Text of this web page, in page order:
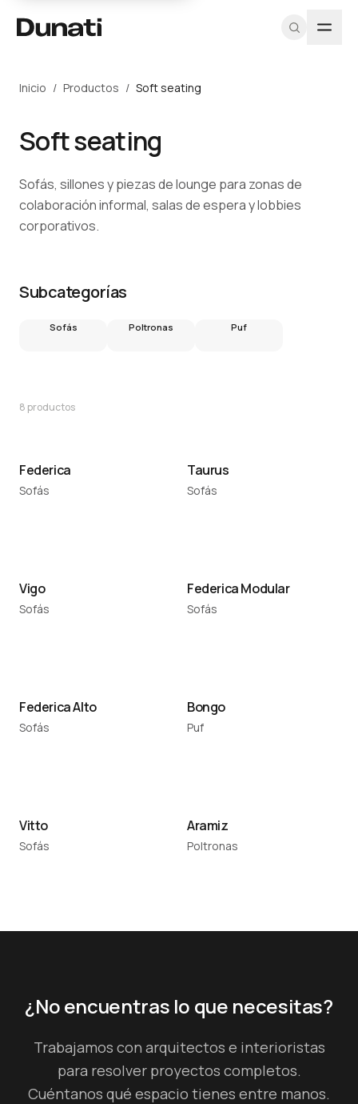
Sillas
Soft
seating
Escritorios
Mesas
acústicas
Recepciones
productos
PDF
Registrarme
arquitecto
Iniciar
sesión
Texturas y
Catálogos
PDF
Pricing
profesional
Nosotros
Equipo
Diseñadores
Sostenibilidad
Blog
Contacto
Inicio / Productos / Soft seating
Soft seating
Sofás, sillones y piezas de lounge para zonas de
colaboración informal, salas de espera y lobbies
corporativos.
Subcategorías
Sofás Poltronas Puf
8productos
Federica
Sofás
Taurus
Sofás
Vigo
Sofás
Federica Modular
Sofás
Federica Alto
Sofás
Bongo
Puf
Vitto
Sofás
Aramiz
Poltronas
¿No encuentras lo que necesitas?
Trabajamos con arquitectos e interioristas
para resolver proyectos completos.
Cuéntanos qué espacio tienes entre manos.